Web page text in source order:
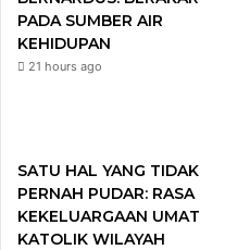
k
PADA SUMBER AIR
KEHIDUPAN
21 hours ago
SATU HAL YANG TIDAK
PERNAH PUDAR: RASA
KEKELUARGAAN UMAT
KATOLIK WILAYAH